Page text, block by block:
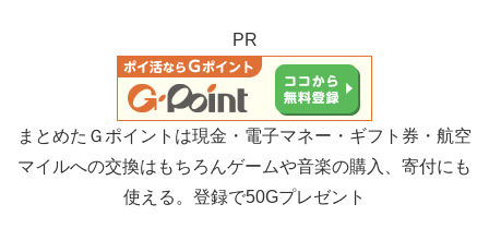
PR
まとめたＧポイントは現金・電子マネー・ギフト券・航空
マイルへの交換はもちろんゲームや音楽の購入、寄付にも
使える。登録で50Gプレゼント